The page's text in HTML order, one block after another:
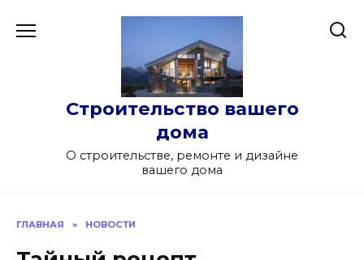
Строительство вашего
дома
О строительстве, ремонте и дизайне
вашего дома
ГЛАВНАЯ » НОВОСТИ